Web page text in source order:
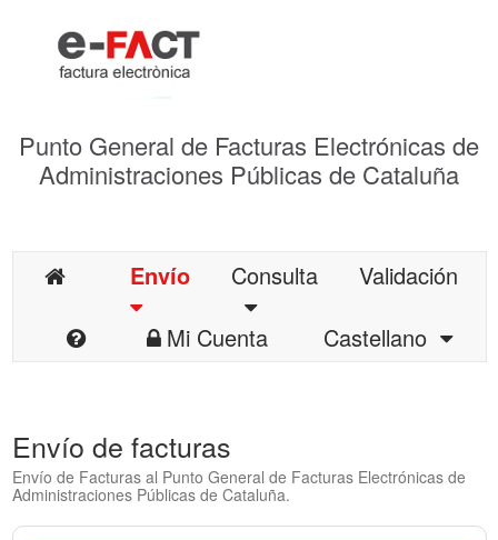
Punto General de Facturas Electrónicas de
Administraciones Públicas de Cataluña
Envío Consulta
Validación
Mi Cuenta
Castellano
Envío de facturas
Envío de Facturas al Punto General de Facturas Electrónicas de
Administraciones Públicas de Cataluña.